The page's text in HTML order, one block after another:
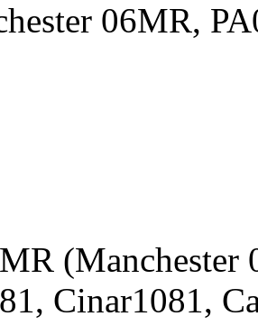
06MR,
(Manchester
Cinar1081,